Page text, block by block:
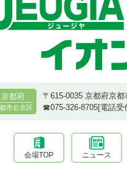
京都府
市右京区
〒615-0035 京都府京
☎︎075-326-8705[電話受
会場TOP ニュース